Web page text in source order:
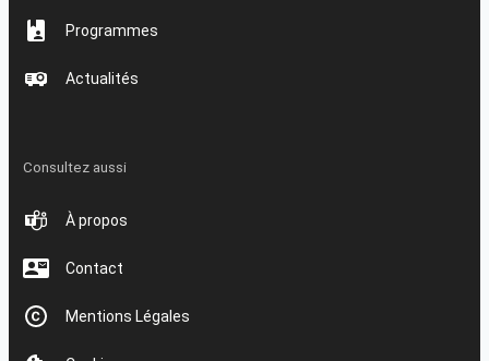
Programmes
Actualités
Consultez aussi
À propos
Contact
Mentions Légales